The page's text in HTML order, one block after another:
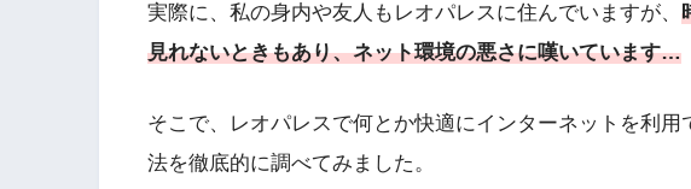
実際に、私の身内や友人もレオパレスに住んでいますが、
見れないときもあり、ネット環境の悪さに嘆いています…
そこで、レオパレスで何とか快適にインターネットを利
法を徹底的に調べてみました。